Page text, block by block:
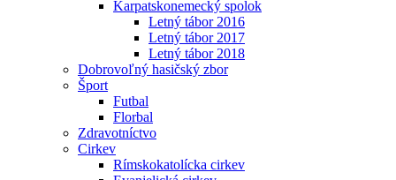
Karpatskonemecký spolok
Letný tábor 2016
Letný tábor 2017
Letný tábor 2018
Dobrovoľný hasičský zbor
Šport
Futbal
Florbal
Zdravotníctvo
Cirkev
Rímskokatolícka cirkev